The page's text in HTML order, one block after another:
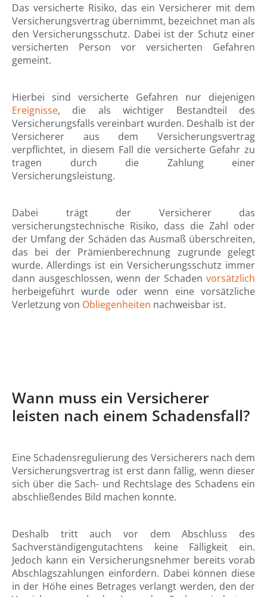
Das versicherte Risiko, das ein Versicherer mit dem
Versicherungsvertrag übernimmt, bezeichnet man als
den Versicherungsschutz. Dabei ist der Schutz einer
versicherten Person vor versicherten Gefahren
gemeint.
Hierbei sind versicherte Gefahren nur diejenigen
Ereignisse, die als wichtiger Bestandteil des
Versicherungsfalls vereinbart wurden. Deshalb ist der
Versicherer aus dem Versicherungsvertrag
verpflichtet, in diesem Fall die versicherte Gefahr zu
tragen durch die Zahlung einer
Versicherungsleistung.
Dabei trägt der Versicherer das
versicherungstechnische Risiko, dass die Zahl oder
der Umfang der Schäden das Ausmaß überschreiten,
das bei der Prämienberechnung zugrunde gelegt
wurde. Allerdings ist ein Versicherungsschutz immer
dann ausgeschlossen, wenn der Schaden vorsätzlich
herbeigeführt wurde oder wenn eine vorsätzliche
Verletzung von Obliegenheiten nachweisbar ist.
Wann muss ein Versicherer
leisten nach einem Schadensfall?
Eine Schadensregulierung des Versicherers nach dem
Versicherungsvertrag ist erst dann fällig, wenn dieser
sich über die Sach- und Rechtslage des Schadens ein
abschließendes Bild machen konnte.
Deshalb tritt auch vor dem Abschluss des
Sachverständigengutachtens keine Fälligkeit ein.
Jedoch kann ein Versicherungsnehmer bereits vorab
Abschlagszahlungen einfordern. Dabei können diese
in der Höhe eines Betrages verlangt werden, den der